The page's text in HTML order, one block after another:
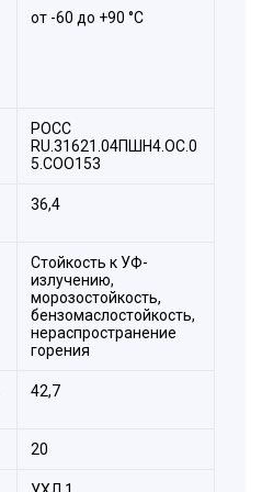
от -60 до +90 °С
РОСС
RU.31621.04ПШН4.ОС.0
5.СОО153
36,4
Стойкость к УФ-
излучению,
морозостойкость,
бензомаслостойкость,
нераспространение
горения
42,7
20